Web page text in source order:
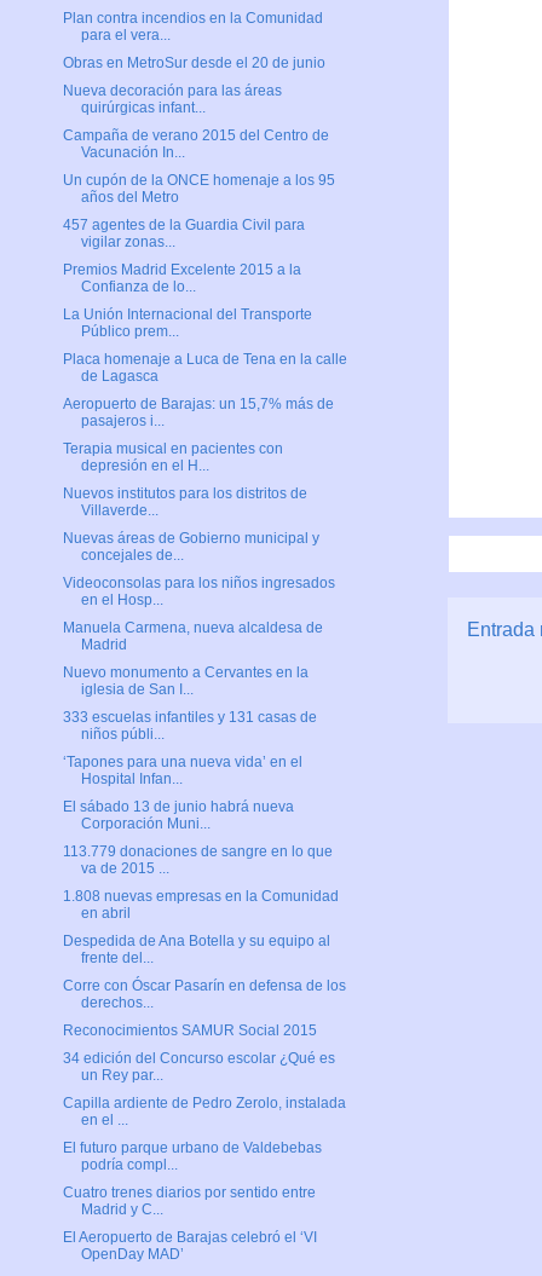
Entrada
Plan contra incendios en la Comunidad
para el vera...
Obras en MetroSur desde el 20 de junio
Nueva decoración para las áreas
quirúrgicas infant...
Campaña de verano 2015 del Centro de
Vacunación In...
Un cupón de la ONCE homenaje a los 95
años del Metro
457 agentes de la Guardia Civil para
vigilar zonas...
Premios Madrid Excelente 2015 a la
Confianza de lo...
La Unión Internacional del Transporte
Público prem...
Placa homenaje a Luca de Tena en la calle
de Lagasca
Aeropuerto de Barajas: un 15,7% más de
pasajeros i...
Terapia musical en pacientes con
depresión en el H...
Nuevos institutos para los distritos de
Villaverde...
Nuevas áreas de Gobierno municipal y
concejales de...
Videoconsolas para los niños ingresados
en el Hosp...
Manuela Carmena, nueva alcaldesa de
Madrid
Nuevo monumento a Cervantes en la
iglesia de San I...
333 escuelas infantiles y 131 casas de
niños públi...
‘Tapones para una nueva vida’ en el
Hospital Infan...
El sábado 13 de junio habrá nueva
Corporación Muni...
113.779 donaciones de sangre en lo que
va de 2015 ...
1.808 nuevas empresas en la Comunidad
en abril
Despedida de Ana Botella y su equipo al
frente del...
Corre con Óscar Pasarín en defensa de los
derechos...
Reconocimientos SAMUR Social 2015
34 edición del Concurso escolar ¿Qué es
un Rey par...
Capilla ardiente de Pedro Zerolo, instalada
en el ...
El futuro parque urbano de Valdebebas
podría compl...
Cuatro trenes diarios por sentido entre
Madrid y C...
El Aeropuerto de Barajas celebró el ‘VI
OpenDay MAD’